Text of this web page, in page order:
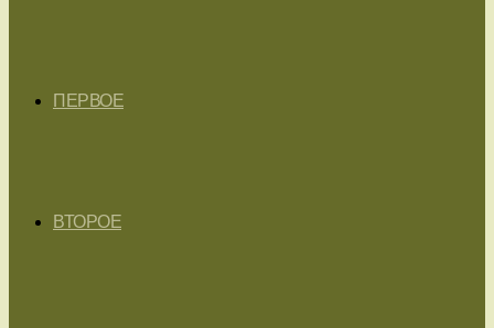
ПЕРВОЕ
ВТОРОЕ